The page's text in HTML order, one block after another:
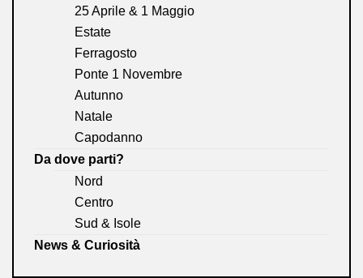
25 Aprile & 1 Maggio
Estate
Ferragosto
Ponte 1 Novembre
Autunno
Natale
Capodanno
Da dove parti?
Nord
Centro
Sud & Isole
News & Curiosità